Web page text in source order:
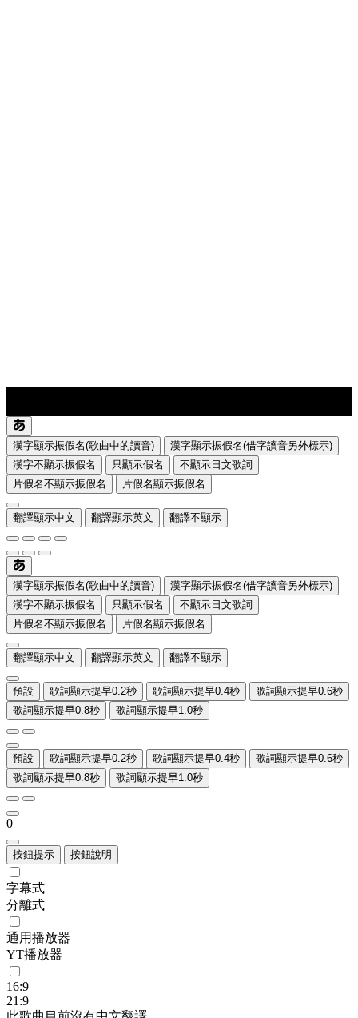
漢字顯示振假名(歌曲中的讀音)
漢字顯示振假名(借字讀音另外標示)
漢字不顯示振假名
只顯示假名
不顯示日文歌詞
片假名不顯示振假名
片假名顯示振假名
翻譯顯示中文 翻譯顯示英文 翻譯不顯示
漢字顯示振假名(歌曲中的讀音)
漢字顯示振假名(借字讀音另外標示)
漢字不顯示振假名
只顯示假名
不顯示日文歌詞
片假名不顯示振假名
片假名顯示振假名
翻譯顯示中文 翻譯顯示英文 翻譯不顯示
預設 歌詞顯示提早0.2秒 歌詞顯示提早0.4秒
歌詞顯示提早0.6秒
歌詞顯示提早0.8秒
歌詞顯示提早1.0秒
預設 歌詞顯示提早0.2秒 歌詞顯示提早0.4秒
歌詞顯示提早0.6秒
歌詞顯示提早0.8秒
歌詞顯示提早1.0秒
0
按鈕提示 按鈕說明
字幕式
分離式
通用播放器
YT播放器
16:9
21:9